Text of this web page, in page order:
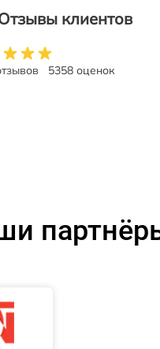
клиентов
5358 оценок